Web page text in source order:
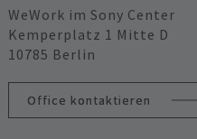
WeWork im Sony Center
Kemperplatz 1 Mitte D
10785 Berlin
Office kontaktieren